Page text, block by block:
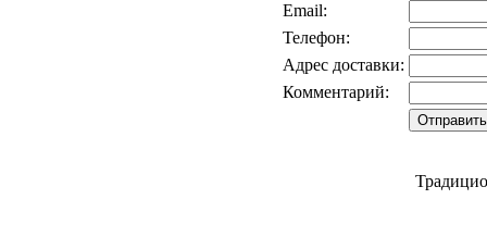
Email:
Телефон:
Адрес доставки:
Комментарий: